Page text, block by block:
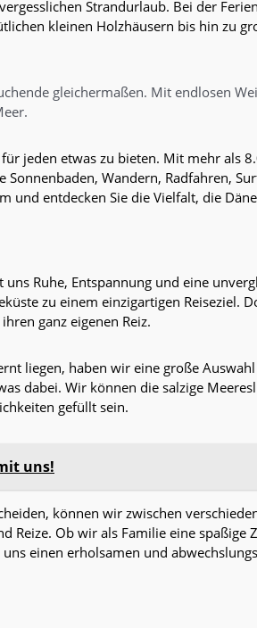
Strandurlaub. Bei der
kleinen Holzhäusern bis hin zu
gleichermaßen. Mit endlosen
jeden etwas zu bieten. Mit mehr als
Wandern, Radfahren,
und entdecken Sie die Vielfalt, die
Ruhe, Entspannung und eine
zu einem einzigartigen Reiseziel.
ganz eigenen Reiz.
liegen, haben wir eine große
dabei. Wir können die salzige
gefüllt sein.
uns!
können wir zwischen
Ob wir als Familie eine spaßige
einen erholsamen und